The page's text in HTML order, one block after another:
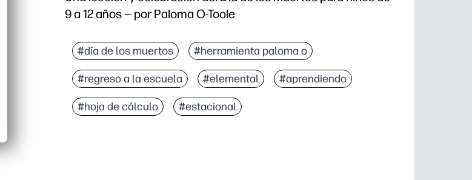
9 a 12 años — por Paloma O-Toole
#día de los muertos #herramienta paloma o
#regreso a la escuela #elemental #aprendiendo
#hoja de cálculo #estacional